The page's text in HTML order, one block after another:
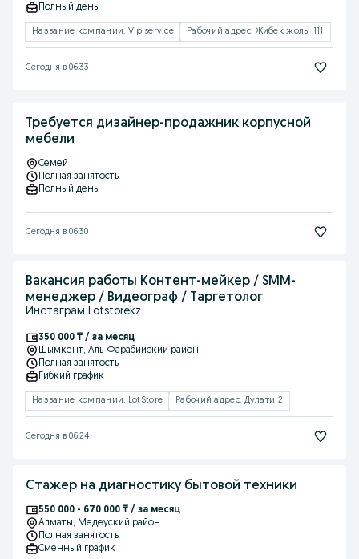
Полный день
Название компании: Vip service Рабочий адрес: Жибек жолы 111
Сегодня в 06:33
Требуется дизайнер-продажник корпусной
мебели
Семей
Полная занятость
Полный день
Сегодня в 06:30
Вакансия работы Контент-мейкер / SMM-
менеджер / Видеограф / Таргетолог
Инстаграм Lotstorekz
350 000 ₸ / за месяц
Шымкент, Аль-Фарабийский район
Полная занятость
Гибкий график
Название компании: LotStore Рабочий адрес: Дулати 2
Сегодня в 06:24
Стажер на диагностику бытовой техники
550 000 - 670 000 ₸ / за месяц
Алматы, Медеуский район
Полная занятость
Сменный график